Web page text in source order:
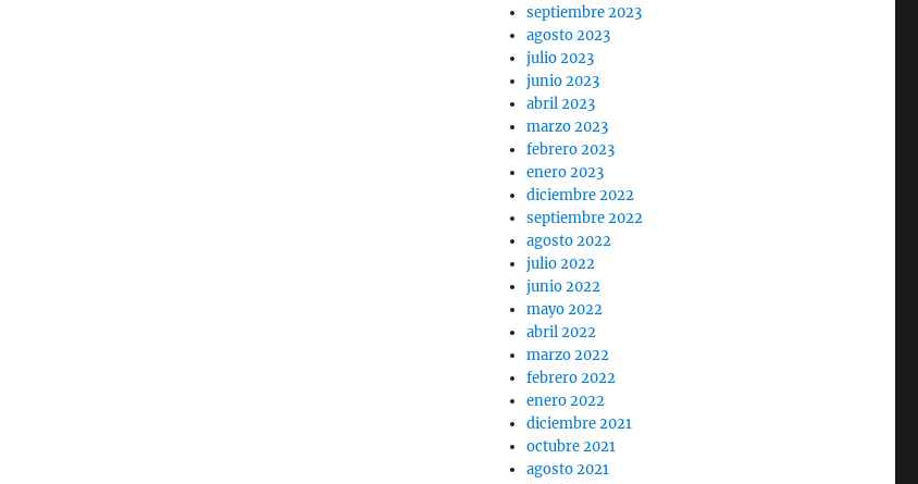
septiembre 2023
agosto 2023
julio 2023
junio 2023
abril 2023
marzo 2023
febrero 2023
enero 2023
diciembre 2022
septiembre 2022
agosto 2022
julio 2022
junio 2022
mayo 2022
abril 2022
marzo 2022
febrero 2022
enero 2022
diciembre 2021
octubre 2021
agosto 2021